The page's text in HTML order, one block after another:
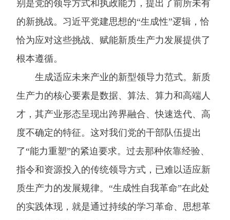
别是党的领导方式和执政能力，提出了前所未有
的新挑战。习近平党建思想的“生成性”逻辑，恰
恰为应对这些挑战、赋能新质生产力发展提供了
根本遵循。
生成适应未来产业的新型领导力范式。新质
生产力的核心要素是数据、算法、算力和高端人
才，其产业形态呈现出跨界融合、快速迭代、高
度不确定的特征。这对我们党的干部队伍提出
了“能力重塑”的紧迫要求。过去那种依靠经验、
指令和资源投入的传统领导方式，已难以适应新
质生产力的发展规律。“生成性自我革命”在此处
的实践体现，就是通过持续的学习革命、思想革